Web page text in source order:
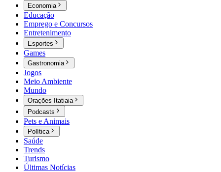
Economia
Educação
Emprego e Concursos
Entretenimento
Esportes
Games
Gastronomia
Jogos
Meio Ambiente
Mundo
Orações Itatiaia
Podcasts
Pets e Animais
Política
Saúde
Trends
Turismo
Últimas Notícias